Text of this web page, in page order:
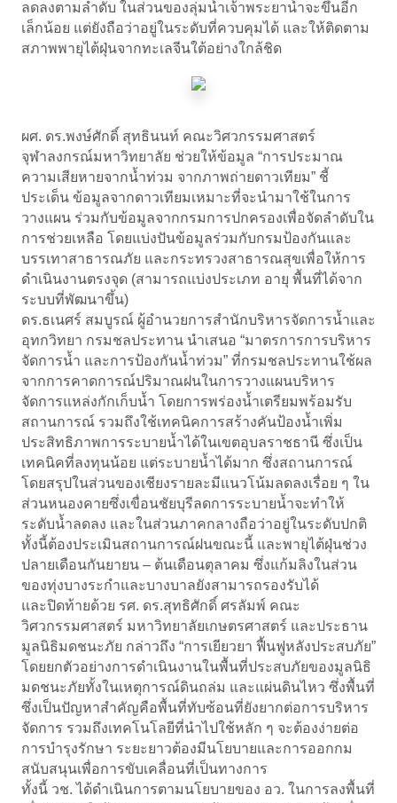
ลดลงตามลำดับ ในส่วนของลุ่มน้ำเจ้าพระยาน้ำจะขึ้นอีก
เล็กน้อย แต่ยังถือว่าอยู่ในระดับที่ควบคุมได้ และให้ติดตาม
สภาพพายุไต้ฝุ่นจากทะเลจีนใต้อย่างใกล้ชิด
ผศ. ดร.พงษ์ศักดิ์ สุทธินนท์ คณะวิศวกรรมศาสตร์
จุฬาลงกรณ์มหาวิทยาลัย ช่วยให้ข้อมูล “การประมาณ
ความเสียหายจากน้ำท่วม จากภาพถ่ายดาวเทียม” ชี้
ประเด็น ข้อมูลจากดาวเทียมเหมาะที่จะนำมาใช้ในการ
วางแผน ร่วมกับข้อมูลจากกรมการปกครองเพื่อจัดลำดับใน
การช่วยเหลือ โดยแบ่งปันข้อมูลร่วมกับกรมป้องกันและ
บรรเทาสาธารณภัย และกระทรวงสาธารณสุขเพื่อให้การ
ดำเนินงานตรงจุด (สามารถแบ่งประเภท อายุ พื้นที่ได้จาก
ระบบที่พัฒนาขึ้น)
ดร.ธเนศร์ สมบูรณ์ ผู้อำนวยการสำนักบริหารจัดการน้ำและ
อุทกวิทยา กรมชลประทาน นำเสนอ “มาตรการการบริหาร
จัดการน้ำ และการป้องกันน้ำท่วม” ที่กรมชลประทานใช้ผล
จากการคาดการณ์ปริมาณฝนในการวางแผนบริหาร
จัดการแหล่งกักเก็บน้ำ โดยการพร่องน้ำเตรียมพร้อมรับ
สถานการณ์ รวมถึงใช้เทคนิคการสร้างคันป้องน้ำเพิ่ม
ประสิทธิภาพการระบายน้ำได้ในเขตอุบลราชธานี ซึ่งเป็น
เทคนิคที่ลงทุนน้อย แต่ระบายน้ำได้มาก ซึ่งสถานการณ์
โดยสรุปในส่วนของเชียงรายละมีแนวโน้มลดลงเรื่อย ๆ ใน
ส่วนหนองคายซึ่งเขื่อนชัยบุรีลดการระบายน้ำจะทำให้
ระดับน้ำลดลง และในส่วนภาคกลางถือว่าอยู่ในระดับปกติ
ทั้งนี้ต้องประเมินสถานการณ์ฝนขณะนี้ และพายุไต้ฝุ่นช่วง
ปลายเดือนกันยายน – ต้นเดือนตุลาคม ซึ่งแก้มลิงในส่วน
ของทุ่งบางระกำและบางบาลยังสามารถรองรับได้
และปิดท้ายด้วย รศ. ดร.สุทธิศักดิ์ ศรลัมพ์ คณะ
วิศวกรรมศาสตร์ มหาวิทยาลัยเกษตรศาสตร์ และประธาน
มูลนิธิมดชนะภัย กล่าวถึง “การเยียวยา ฟื้นฟูหลังประสบภัย”
โดยยกตัวอย่างการดำเนินงานในพื้นที่ประสบภัยของมูลนิธิ
มดชนะภัยทั้งในเหตุการณ์ดินถล่ม และแผ่นดินไหว ซึ่งพื้นที่
ซึ่งเป็นปัญหาสำคัญคือพื้นที่ทับซ้อนที่ยังยากต่อการบริหาร
จัดการ รวมถึงเทคโนโลยีที่นำไปใช้หลัก ๆ จะต้องง่ายต่อ
การบำรุงรักษา ระยะยาวต้องมีนโยบายและการออกกม
สนับสนุนเพื่อการขับเคลื่อนที่เป็นทางการ
ทั้งนี้ วช. ได้ดำเนินการตามนโยบายของ อว. ในการลงพื้นที่